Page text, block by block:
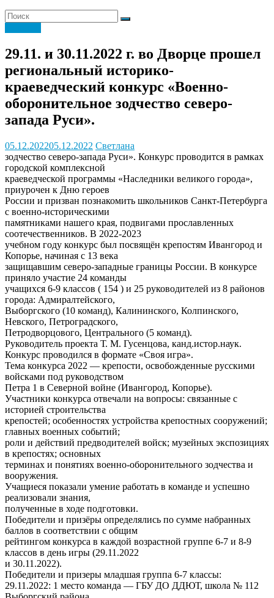
29.11. и 30.11.2022 г. во Дворце прошел
региональный историко-
краеведческий конкурс «Военно-
оборонительное зодчество северо-
запада Руси».
05.12.202205.12.2022 Светлана
зодчество северо-запада Руси». Конкурс проводится в рамках
городской комплексной
краеведческой программы «Наследники великого города»,
приурочен к Дню героев
России и призван познакомить школьников Санкт-Петербурга
с военно-историческими
памятниками нашего края, подвигами прославленных
соотечественников. В 2022-2023
учебном году конкурс был посвящён крепостям Ивангород и
Копорье, начиная с 13 века
защищавшим северо-западные границы России. В конкурсе
приняло участие 24 команды
учащихся 6-9 классов ( 154 ) и 25 руководителей из 8 районов
города: Адмиралтейского,
Выборгского (10 команд), Калининского, Колпинского,
Невского, Петроградского,
Петродворцового, Центрального (5 команд).
Руководитель проекта Т. М. Гусенцова, канд.истор.наук.
Конкурс проводился в формате «Своя игра».
Тема конкурса 2022 — крепости, освобожденные русскими
войсками под руководством
Петра 1 в Северной войне (Ивангород, Копорье).
Участники конкурса отвечали на вопросы: связанные с
историей строительства
крепостей; особенностях устройства крепостных сооружений;
главных военных событий;
роли и действий предводителей войск; музейных экспозициях
в крепостях; основных
терминах и понятиях военно-оборонительного зодчества и
вооружения.
Учащиеся показали умение работать в команде и успешно
реализовали знания,
полученные в ходе подготовки.
Победители и призёры определялись по сумме набранных
баллов в соответствии с общим
рейтингом конкурса в каждой возрастной группе 6-7 и 8-9
классов в день игры (29.11.2022
и 30.11.2022).
Победители и призеры младшая группа 6-7 классы:
29.11.2022: 1 место команда — ГБУ ДО ДДЮТ, школа № 112